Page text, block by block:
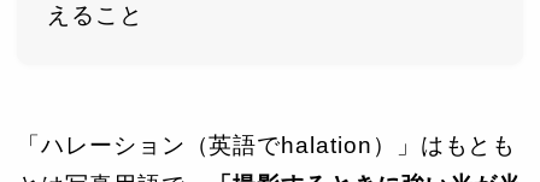
えること
「ハレーション（英語でhalation）」はもとも